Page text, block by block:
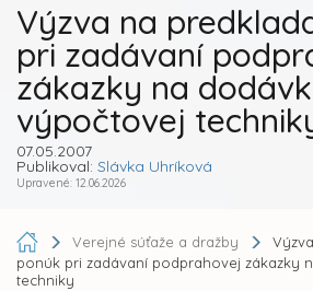
Výzva na
pri zadávaní
zákazky na
výpočtovej
07.05.2007
Publikoval: Slávka Uhríková
Upravené: 12.06.2026
Verejné súťaže a dražby
ponúk pri zadávaní podprahovej zákazky
techniky